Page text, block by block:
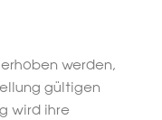
werden,
gültigen
wird ihre